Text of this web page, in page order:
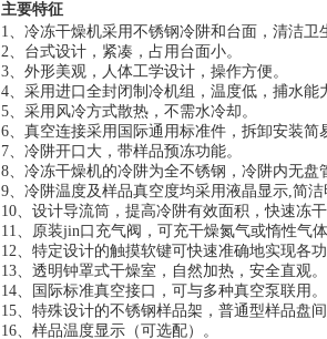
主要特征
1、 冷冻干燥机采用不锈钢冷阱和台面，清洁卫
2、 台式设计，紧凑，占用台面小。
3、 外形美观，人体工学设计，操作方便。
4、 采用进口全封闭制冷机组，温度低，捕水能
5、 采用风冷方式散热，不需水冷却。
6、 真空连接采用国际通用标准件，拆卸安装简
7、 冷阱开口大，带样品预冻功能。
8、 冷冻干燥机的冷阱为全不锈钢，冷阱内无盘
9、 冷阱温度及样品真空度均采用液晶显示,简洁
10、 设计导流筒，提高冷阱有效面积，快速冻干
11、 原装jin口充气阀，可充干燥氮气或惰性气体
12、 特定设计的触摸软键可快速准确地实现各
13、 透明钟罩式干燥室，自然加热，安全直观。
14、
国际标准真空接口，可与多种真空泵联用。
15、 特殊设计的不锈钢样品架，普通型样品盘
16、 样品温度显示（可选配）。